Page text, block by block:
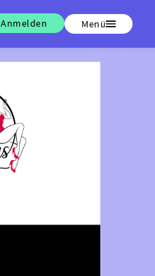
Anmelden Menü